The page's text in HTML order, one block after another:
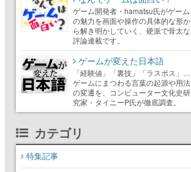
ゲーム開発者・hamatsu氏がゲーム
の魅力を画面や操作の具体的な形か
ら解き明かしていく、硬派で骨太な
評論連載です。
ゲームが変えた日本語
「経験値」「裏技」「ラスボス」…
ゲームにまつわる言葉の起源や用法
の変遷を、コンピューター文化史研
究家・タイニーP氏が徹底調査。
カテゴリ
特集記事